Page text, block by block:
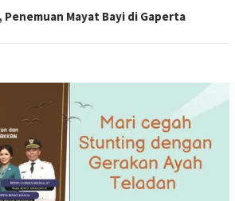
Penemuan Mayat Bayi di Gaperta